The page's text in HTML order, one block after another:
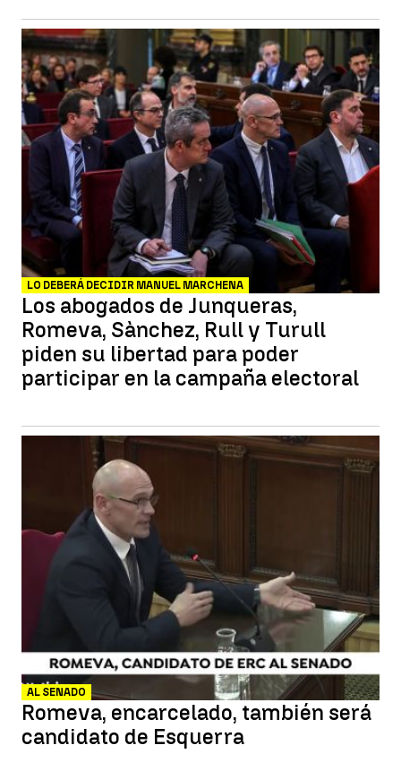
LO DEBERÁ DECIDIR MANUEL MARCHENA
Los abogados de Junqueras,
Romeva, Sànchez, Rull y Turull
piden su libertad para poder
participar en la campaña electoral
AL SENADO
Romeva, encarcelado, también será
candidato de Esquerra